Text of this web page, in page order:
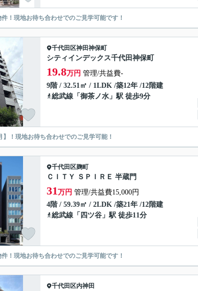
！現地お待ち合わせでのご見学可能です！
千代田区神田神保町
シティインデックス千代田神保町
19.8万円 管理/共益費-
9階 / 32.51㎡ / 1LDK /築12年 /12階建
総武線 「 御茶ノ水 」駅 徒歩9分
】！現地お待ち合わせでのご見学可能！
千代田区麹町
ＣＩＴＹ ＳＰＩＲＥ 半蔵門
31万円 管理/共益費15,000円
4階 / 59.39㎡ / 2LDK /築21年 /12階建
総武線 「 四ツ谷 」駅 徒歩11分
！現地お待ち合わせでのご見学可能です！
千代田区内神田